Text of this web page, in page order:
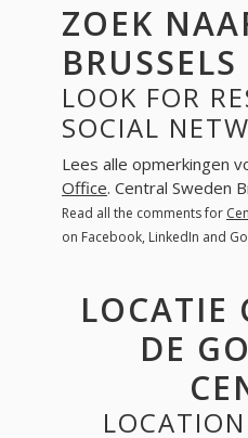
ZOEK
LOOK FOR
SOCIAL
Lees alle opmerkingen
Office. Central Sweden
Read all the comments for
on Facebook, LinkedIn and
LOCATIE
DE